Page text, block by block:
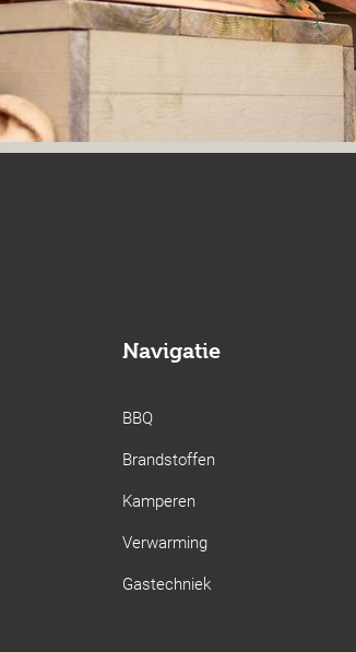
Navigatie
BBQ
Brandstoffen
Kamperen
Verwarming
Gastechniek